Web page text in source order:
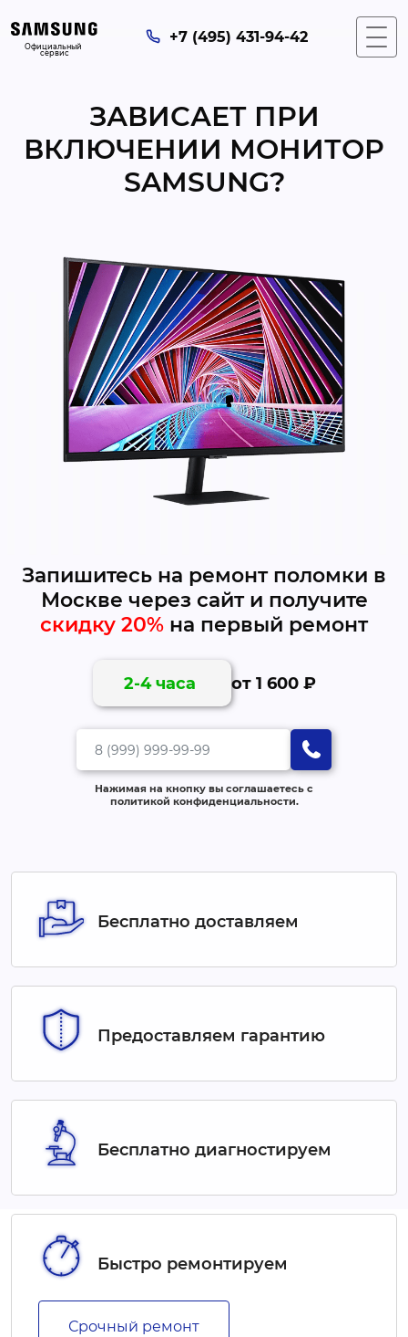
Официальный
сервис
+7 (495) 431-94-42
ЗАВИСАЕТ ПРИ
ВКЛЮЧЕНИИ МОНИТОР
SAMSUNG?
Запишитесь на ремонт поломки в
Москве через сайт и получите
скидку 20% на первый ремонт
2-4 часа от 1 600 ₽
Нажимая на кнопку вы соглашаетесь с
политикой конфиденциальности.
Бесплатно доставляем
Предоставляем гарантию
Бесплатно диагностируем
Быстро ремонтируем
Срочный ремонт